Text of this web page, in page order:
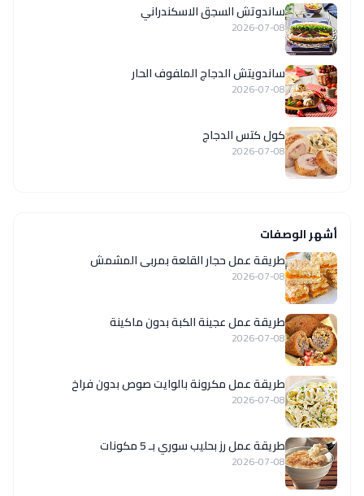
ساندوتش السجق الاسكندراني
2026-07-08
ساندويتش الدجاج الملفوف الحار
2026-07-08
كول كتس الدجاج
2026-07-08
أشهر الوصفات
طريقة عمل حجار القلعة بمربى المشمش
2026-07-08
طريقة عمل عجينة الكبة بدون ماكينة
2026-07-08
طريقة عمل مكرونة بالوايت صوص بدون فراخ
2026-07-08
طريقة عمل رز بحليب سوري بـ 5 مكونات
2026-07-08